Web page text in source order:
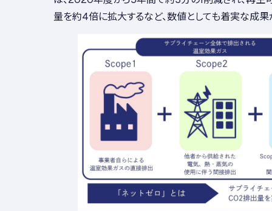
量を約4倍に拡大するなど、数値としても着実な成果